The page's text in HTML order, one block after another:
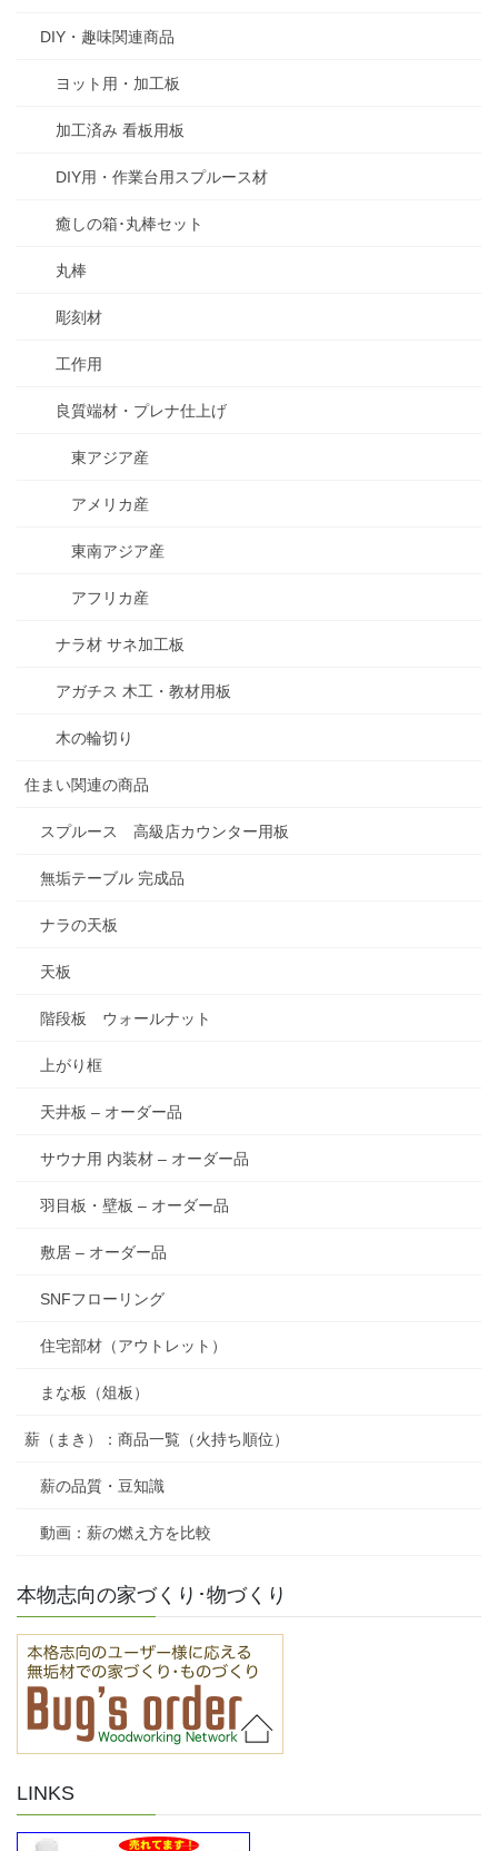
DIY・趣味関連商品
ヨット用・加工板
加工済み 看板用板
DIY用・作業台用スプルース材
癒しの箱･丸棒セット
丸棒
彫刻材
工作用
良質端材・プレナ仕上げ
東アジア産
アメリカ産
東南アジア産
アフリカ産
ナラ材 サネ加工板
アガチス 木工・教材用板
木の輪切り
住まい関連の商品
スプルース 高級店カウンター用板
無垢テーブル 完成品
ナラの天板
天板
階段板 ウォールナット
上がり框
天井板 – オーダー品
サウナ用 内装材 – オーダー品
羽目板・壁板 – オーダー品
敷居 – オーダー品
SNFフローリング
住宅部材（アウトレット）
まな板（俎板）
薪（まき）：商品一覧（火持ち順位）
薪の品質・豆知識
動画：薪の燃え方を比較
本物志向の家づくり･物づくり
LINKS